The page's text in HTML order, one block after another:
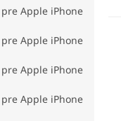
Apple iPhone
Apple iPhone
Apple iPhone
Apple iPhone